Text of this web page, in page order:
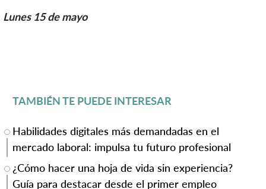
Lunes 15 de mayo
TAMBIÉN TE PUEDE INTERESAR
Habilidades digitales más demandadas en el
mercado laboral: impulsa tu futuro profesional
¿Cómo hacer una hoja de vida sin experiencia?
Guía para destacar desde el primer empleo